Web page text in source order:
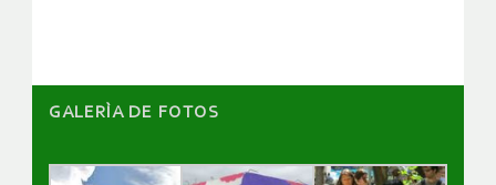
GALERÌA DE FOTOS